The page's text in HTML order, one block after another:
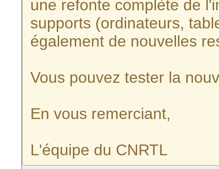
une refonte complète de
supports (ordinateurs,
également de nouvelles
Vous pouvez tester la
En vous remerciant,
L'équipe du CNRTL